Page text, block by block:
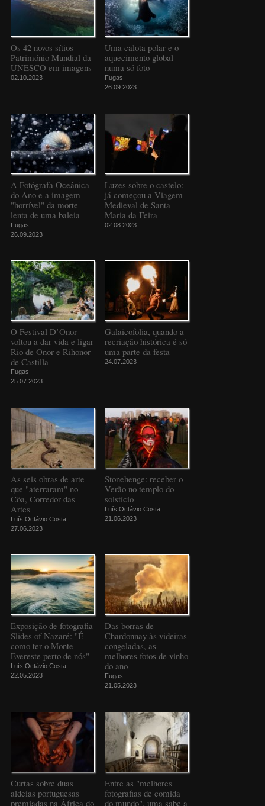
Os 42 novos sítios
Património Mundial da
UNESCO em imagens
02.10.2023
Uma calota polar e o
aquecimento global
numa só foto
Fugas
26.09.2023
A Fotógrafa Oceânica
do Ano e a imagem
"horrível" da morte
lenta de uma baleia
Fugas
26.09.2023
Luzes sobre o castelo:
já começou a Viagem
Medieval de Santa
Maria da Feira
02.08.2023
O Festival D’Onor
voltou a dar vida e ligar
Rio de Onor e Rihonor
de Castilla
Fugas
25.07.2023
Galaicofolia, quando a
recriação histórica é só
uma parte da festa
24.07.2023
As seis obras de arte
que "aterraram" no
Côa, Corredor das
Artes
Luís Octávio Costa
27.06.2023
Stonehenge: receber o
Verão no templo do
solstício
Luís Octávio Costa
21.06.2023
Exposição de fotografia
Slides of Nazaré: "É
como ter o Monte
Evereste perto de nós"
Luís Octávio Costa
22.05.2023
Das borras de
Chardonnay às videiras
congeladas, as
melhores fotos de vinho
do ano
Fugas
21.05.2023
Curtas sobre duas
aldeias portuguesas
premiadas na África do
Entre as "melhores
fotografias de comida
do mundo", uma sabe a